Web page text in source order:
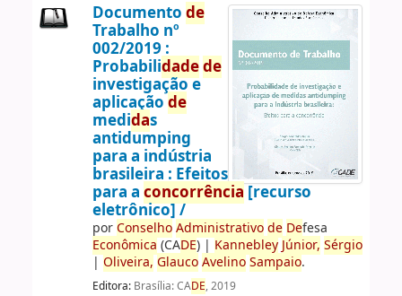
Documento de
Trabalho nº
002/2019 :
Probabilidadede
investigação e
aplicação de
medidas
antidumping
para a indústria
brasileira : Efeitos
para a concorrência [recurso
eletrônico] /
porConselho Administrativo de Defesa
Econômica (CADE)| Kannebley Júnior, Sérgio
| Oliveira, Glauco Avelino Sampaio.
Editora: Brasília: CADE, 2019